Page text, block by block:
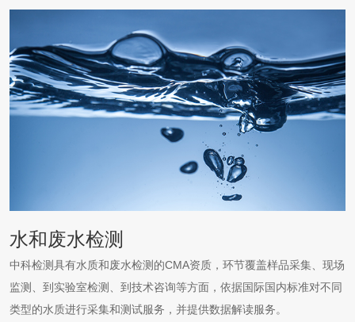
水和废水检测
中科检测具有水质和废水检测的CMA资质，环节覆盖样品采集、现场
监测、到实验室检测、到技术咨询等方面，依据国际国内标准对不同
类型的水质进行采集和测试服务，并提供数据解读服务。